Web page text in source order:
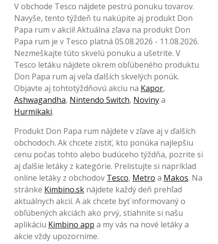
V obchode Tesco nájdete pestrú ponuku tovarov.
Navyše, tento týždeň tu nakúpite aj produkt Don
Papa rum v akcii! Aktuálna zľava na produkt Don
Papa rum je v Tesco platná 05.08.2026 - 11.08.2026.
Nezmeškajte túto skvelú ponuku a ušetrite. V
Tesco letáku nájdete okrem obľúbeného produktu
Don Papa rum aj veľa ďalších skvelých ponúk.
Objavte aj tohtotýždňovú akciu na Kapor,
Ashwagandha, Nintendo Switch, Novinya
Hurmikaki.
Produkt Don Papa rum nájdete v zľave aj v ďalších
obchodoch. Ak chcete zistiť, kto ponúka najlepšiu
cenu počas tohto alebo budúceho týždňa, pozrite si
aj ďalšie letáky z kategórie. Prelistujte si napríklad
online letáky z obchodov Tesco, Metro a Makos. Na
stránke Kimbino.sk nájdete každý deň prehľad
aktuálnych akcií. A ak chcete byť informovaný o
obľúbených akciách ako prvý, stiahnite si našu
aplikáciu Kimbino app a my vás na nové letáky a
akcie vždy upozorníme.